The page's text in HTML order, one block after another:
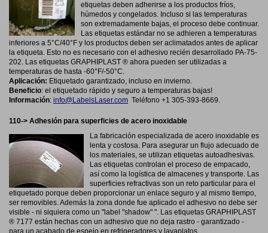
etiquetas deben adherirse a los productos fríos,
húmedos y congelados. Incluso si las temperaturas
son extremadamente bajas, el proceso debe continuar.
Las etiquetas estándar no se adhieren a temperaturas
inferiores a 5°C/40°F y los productos deben ser aclimatados antes de aplicar
la etiqueta. Esto no es necesario con el adhesivo recién desarrollado PA-75-
202. Las etiquetas GRAPHIPLAST ® ahora pueden ser utilizadas a
temperaturas de hasta -60°F/-50°C.
Aplicación: Etiquetado garantizado, incluso en invierno.
Beneficio: el etiquetado rápido y seguro a temperaturas bajas!
Información: info@LabelsLaser.com Teléfono +1 305-393-8669.
110-> Adhesión para superficies de acero inoxidable
La fabricación especializada de acero inoxidable es
lenta y costosa. Para asegurar un flujo adecuado de
los materiales, se utilizan etiquetas autoadhesivas.
Las etiquetas controlan el proceso de empacado,
así como la logística de almacenes y transporte. Las
superficies refractivas son un reto particular para el
etiquetado porque deben proporcionar un enlace seguro y al mismo tiempo,
ser removibles. Además la zona donde fue aplicado el adhesivo no debe ser
visible - ni siquiera como un "label "shadow" ". Las etiquetas GRAPHIPLAST
® 7177 están hechas con un adhesivo que no deja rastro - garantizado -
para un acabado de espejo en refrigeradores y lavaplatos.